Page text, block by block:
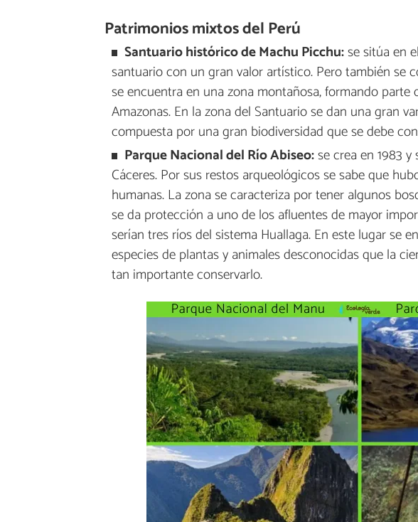
Patrimonios mixtos del Perú
Santuario histórico de Machu Picchu:se sitúa en
santuario con un gran valor artístico. Pero también se
se encuentra en una zona montañosa, formando parte
Amazonas. En la zona del Santuario se dan una gran
compuesta por una gran biodiversidad que se debe
Parque Nacional del Río Abiseo:se crea en 1983 y
Cáceres. Por sus restos arqueológicos se sabe que
humanas. La zona se caracteriza por tener algunos
se da protección a uno de los afluentes de mayor
serían tres ríos del sistema Huallaga. En este lugar se
especies de plantas y animales desconocidas que la
tan importante conservarlo.